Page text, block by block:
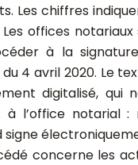
Les chiffres
offices
à la
4 avril 2020. Le
digitalisé, qui
à l’office notarial
signe
concerne les